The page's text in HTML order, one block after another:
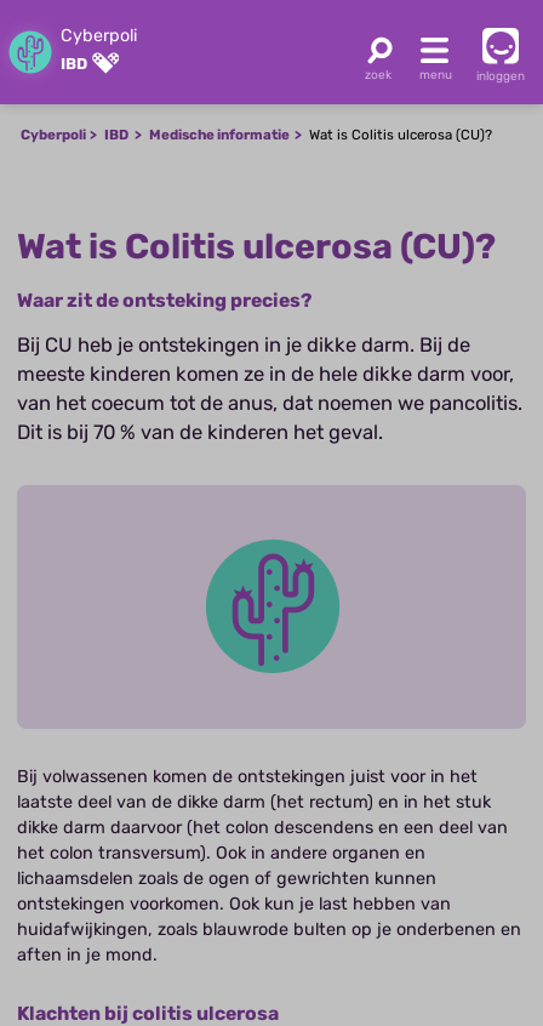
Cyberpoli
IBD
inloggen
Cyberpoli IBD Medische informatie Wat is Colitis ulcerosa (CU)?
Wat is Colitis ulcerosa (CU)?
Waar zit de ontsteking precies?
Bij CU heb je ontstekingen in je dikke darm. Bij de
meeste kinderen komen ze in de hele dikke darm voor,
van het coecum tot de anus, dat noemen we pancolitis.
Dit is bij 70 % van de kinderen het geval.
Bij volwassenen komen de ontstekingen juist voor in het
laatste deel van de dikke darm (het rectum) en in het stuk
dikke darm daarvoor (het colon descendens en een deel van
het colon transversum). Ook in andere organen en
lichaamsdelen zoals de ogen of gewrichten kunnen
ontstekingen voorkomen. Ook kun je last hebben van
huidafwijkingen, zoals blauwrode bulten op je onderbenen en
aften in je mond.
Klachten bij colitis ulcerosa